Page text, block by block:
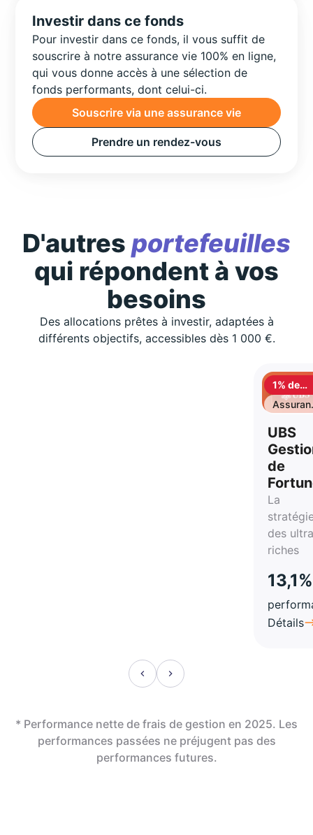
Investir dans ce fonds
Pour investir dans ce fonds, il vous suffit de
souscrire à notre assurance vie 100% en ligne,
qui vous donne accès à une sélection de
fonds performants, dont celui-ci.
Souscrire via une assurance vie
Prendre un rendez-vous
D'autres portefeuilles
qui répondent à vos
besoins
Des allocations prêtes à investir, adaptées à
différents objectifs, accessibles dès 1 000 €.
1% de
UBS
de
La
des
riches
13,1%
Détails
* Performance nette de frais de gestion en 2025. Les
performances passées ne préjugent pas des
performances futures.